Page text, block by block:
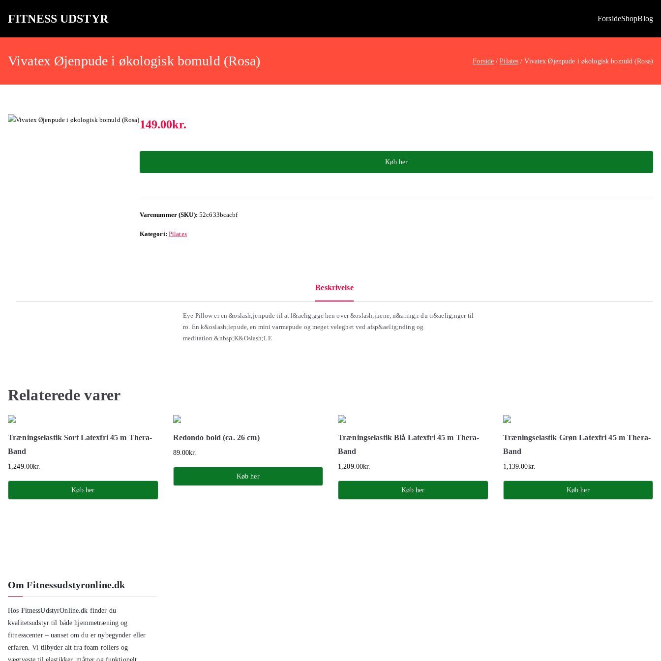
FITNESS UDSTYR ForsideShopBlog
Vivatex Øjenpude i økologisk bomuld (Rosa) Forside Pilates Vivatex Øjenpude i økologisk bomuld (Rosa)
149.00kr.
Køb her
Varenummer (SKU):52c633bcacbf
Kategori: Pilates
Beskrivelse
Eye Pillow er en &oslash;jenpude til at l&aelig;gge hen over &oslash;jnene, n&aring;r du tr&aelig;nger til
ro. En k&oslash;lepude, en mini varmepude og meget velegnet ved afsp&aelig;nding og
meditation.&nbsp;K&Oslash;LE
Relaterede varer
Træningselastik Sort Latexfri 45 m Thera-
Band
1,249.00kr.
Køb her
Redondo bold (ca. 26 cm)
89.00kr.
Køb her
Træningselastik Blå Latexfri 45 m Thera-
Band
1,209.00kr.
Køb her
Træningselastik Grøn Latexfri 45 m Thera-
Band
1,139.00kr.
Køb her
Om Fitnessudstyronline.dk
Hos FitnessUdstyrOnline.dk finder du
kvalitetsudstyr til både hjemmetræning og
fitnesscenter – uanset om du er nybegynder eller
erfaren. Vi tilbyder alt fra foam rollers og